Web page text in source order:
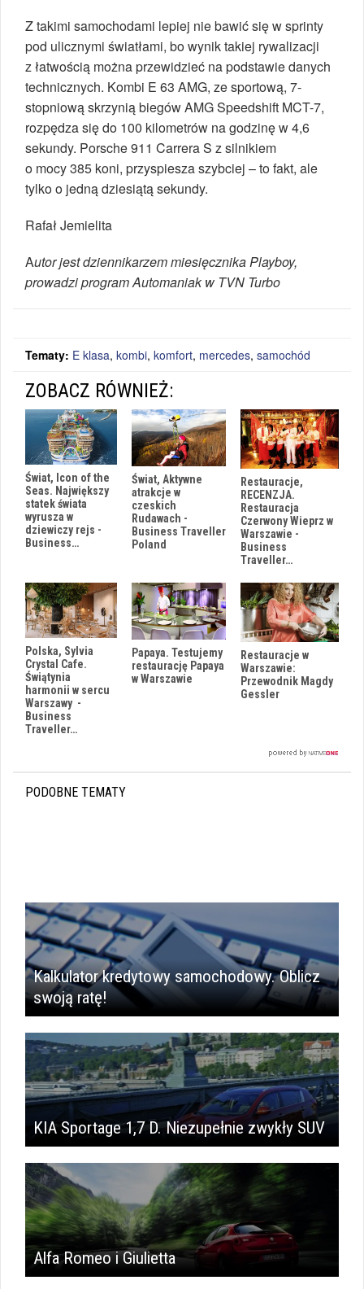
Z takimi samochodami lepiej nie bawić się w sprinty
pod ulicznymi światłami, bo wynik takiej rywalizacji
z łatwością można przewidzieć na podstawie danych
technicznych. Kombi E 63 AMG, ze sportową, 7-
stopniową skrzynią biegów AMG Speedshift MCT-7,
rozpędza się do 100 kilometrów na godzinę w 4,6
sekundy. Porsche 911 Carrera S z silnikiem
o mocy 385 koni, przyspiesza szybciej – to fakt, ale
tylko o jedną dziesiątą sekundy.
Rafał Jemielita
Autor jest dziennikarzem miesięcznika Playboy,
prowadzi program Automaniak w TVN Turbo
Tematy: E klasa, kombi, komfort, mercedes, samochód
ZOBACZ RÓWNIEŻ:
Świat, Icon of the
Seas. Największy
statek świata
wyrusza w
dziewiczy rejs -
Business…
Świat, Aktywne
atrakcje w
czeskich
Rudawach -
Business Traveller
Poland
Restauracje,
RECENZJA.
Restauracja
Czerwony Wieprz w
Warszawie -
Business
Traveller…
Polska, Sylvia
Crystal Cafe.
Świątynia
harmonii w sercu
Warszawy -
Business
Traveller…
Papaya. Testujemy
restaurację Papaya
w Warszawie
Restauracje w
Warszawie:
Przewodnik Magdy
Gessler
PODOBNE TEMATY
Kalkulator kredytowy samochodowy. Oblicz
swoją ratę!
KIA Sportage 1,7 D. Niezupełnie zwykły SUV
Alfa Romeo i Giulietta